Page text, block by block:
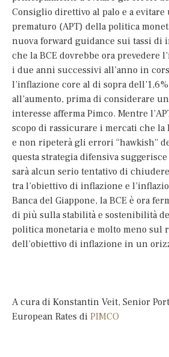
Consiglio direttivo al palo e a
prematuro (APT) della politica
nuova forward guidance sui tassi di
che la BCE dovrebbe ora prevedere
i due anni successivi all’anno in
l’inflazione core al di sopra
all’aumento, prima di considerare
interesse afferma Pimco. Mentre
scopo di rassicurare i mercati che la
e non ripeterà gli errori “hawkish”
questa strategia difensiva
sarà alcun serio tentativo di
tra l’obiettivo di inflazione e
Banca del Giappone, la BCE è ora
di più sulla stabilità e sostenibilità
politica monetaria e molto meno sul
dell’obiettivo di inflazione in un
A cura di Konstantin Veit, Senior
European Rates di PIMCO